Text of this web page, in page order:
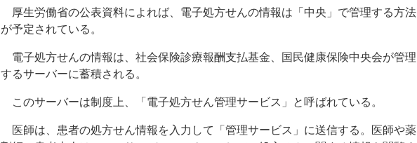
厚生労働省の公表資料によれば、電子処方せんの情報は「中央」で管理する方法
が予定されている。
電子処方せんの情報は、社会保険診療報酬支払基金、国民健康保険中央会が管理
するサーバーに蓄積される。
このサーバーは制度上、「電子処方せん管理サービス」と呼ばれている。
医師は、患者の処方せん情報を入力して「管理サービス」に送信する。医師や薬